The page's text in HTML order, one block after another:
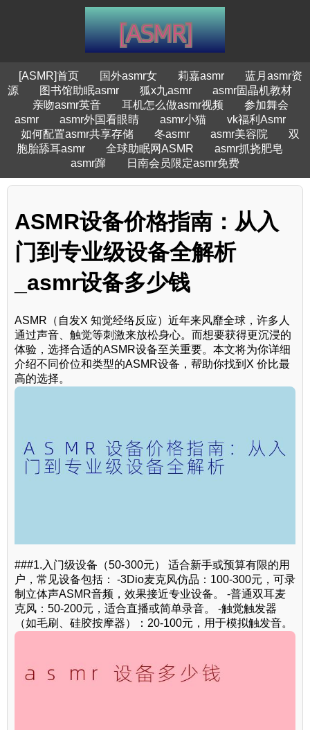
[ASMR]首页 国外asmr女 莉嘉asmr
蓝月asmr资
源
图书馆助眠asmr 狐x九asmr
asmr固晶机教材
亲吻asmr英音
耳机怎么做asmr视频
参加舞会
asmr
asmr外国看眼睛 asmr小猫
vk福利Asmr
如何配置asmr共享存储
冬asmr asmr美容院
双
胞胎舔耳asmr
全球助眠网ASMR
asmr抓挠肥皂
asmr蹿
日南会员限定asmr免费
ASMR设备价格指南：从入
门到专业级设备全解析
_asmr设备多少钱
ASMR（自发X 知觉经络反应）近年来风靡全球，许多人
通过声音、触觉等刺激来放松身心。而想要获得更沉浸的
体验，选择合适的ASMR设备至关重要。本文将为你详细
介绍不同价位和类型的ASMR设备，帮助你找到X 价比最
高的选择。
###1.入门级设备（50-300元） 适合新手或预算有限的用
户，常见设备包括： -3Dio麦克风仿品：100-300元，可录
制立体声ASMR音频，效果接近专业设备。 -普通双耳麦
克风：50-200元，适合直播或简单录音。 -触觉触发器
（如毛刷、硅胶按摩器）：20-100元，用于模拟触发音。